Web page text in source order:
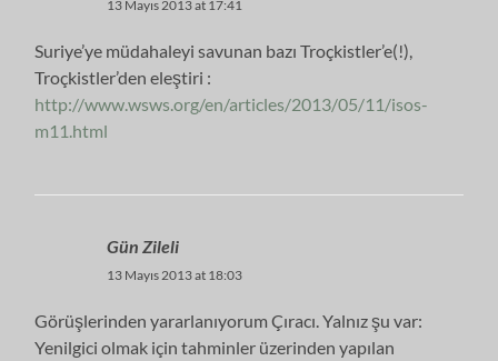
13 Mayıs 2013 at 17:41
Suriye’ye müdahaleyi savunan bazı Troçkistler’e(!),
Troçkistler’den eleştiri :
http://www.wsws.org/en/articles/2013/05/11/isos-
m11.html
Gün Zileli
13 Mayıs 2013 at 18:03
Görüşlerinden yararlanıyorum Çıracı. Yalnız şu var:
Yenilgici olmak için tahminler üzerinden yapılan